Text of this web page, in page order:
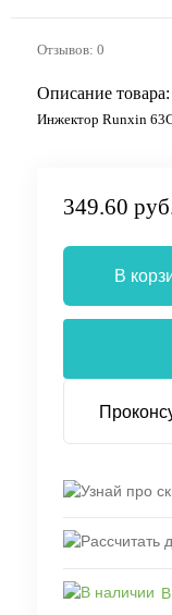
Отзывов: 0
Описание товара:
Инжектор Runxin
349.60
В